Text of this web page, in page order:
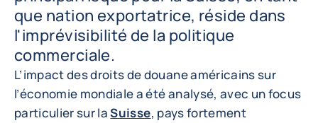
que nation exportatrice, réside dans
l'imprévisibilité de la politique
commerciale.
L’impact des droits de douane américains sur
l’économie mondiale a été analysé, avec un focus
particulier sur laSuisse, pays fortement